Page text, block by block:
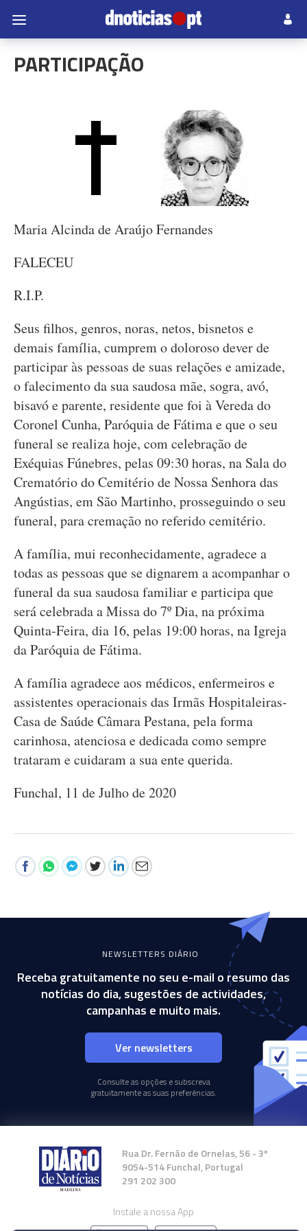
PARTICIPAÇÃO
Maria Alcinda de Araújo Fernandes
FALECEU
R.I.P.
Seus filhos, genros, noras, netos, bisnetos e
demais família, cumprem o doloroso dever de
participar às pessoas de suas relações e amizade,
o falecimento da sua saudosa mãe, sogra, avó,
bisavó e parente, residente que foi à Vereda do
Coronel Cunha, Paróquia de Fátima e que o seu
funeral se realiza hoje, com celebração de
Exéquias Fúnebres, pelas 09:30 horas, na Sala do
Crematório do Cemitério de Nossa Senhora das
Angústias, em São Martinho, prosseguindo o seu
funeral, para cremação no referido cemitério.
A família, mui reconhecidamente, agradece a
todas as pessoas que se dignarem a acompanhar o
funeral da sua saudosa familiar e participa que
será celebrada a Missa do 7º Dia, na próxima
Quinta-Feira, dia 16, pelas 19:00 horas, na Igreja
da Paróquia de Fátima.
A família agradece aos médicos, enfermeiros e
assistentes operacionais das Irmãs Hospitaleiras-
Casa de Saúde Câmara Pestana, pela forma
carinhosa, atenciosa e dedicada como sempre
trataram e cuidaram a sua ente querida.
Funchal, 11 de Julho de 2020
NEWSLETTERS DIÁRIO
Receba gratuitamente no seu e-mail o resumo das
notícias do dia, sugestões de actividades,
campanhas e muito mais.
Ver newsletters
Consulte as opções e subscreva
gratuitamente as suas preferências.
Rua Dr. Fernão de Ornelas, 56 - 3º
9054-514 Funchal, Portugal
291 202 300
Instale a nossa App